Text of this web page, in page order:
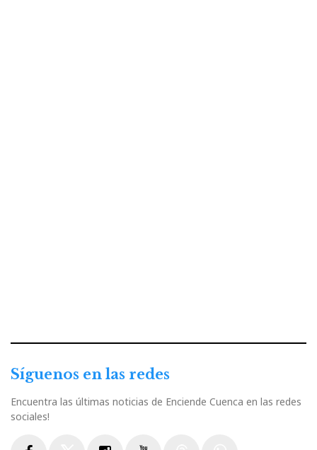
Síguenos en las redes
Encuentra las últimas noticias de Enciende Cuenca en las redes
sociales!